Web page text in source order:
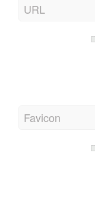
URL
Favicon